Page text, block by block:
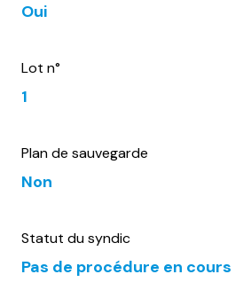
Oui
Lot n°
1
Plan de sauvegarde
Non
Statut du syndic
Pas de procédure en cours